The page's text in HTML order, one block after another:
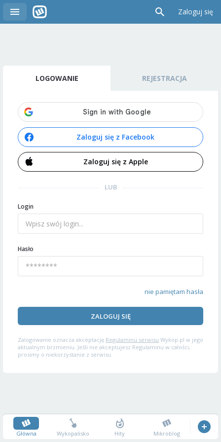
Zaloguj się
LOGOWANIE REJESTRACJA
Zaloguj się z Facebook
Zaloguj się z Apple
LUB
Login
Hasło
nie pamiętam hasła
ZALOGUJ SIĘ
Zalogowanie oznacza akceptację Regulaminu serwisu Wykop.pl w jego
aktualnym brzmieniu. Jeśli nie akceptujesz Regulaminu w całości,
prosimy o niekorzystanie z serwisu.
Główna Wykopalisko Hity Mikroblog